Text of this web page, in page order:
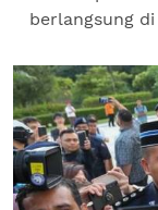
berlangsung
Al-Mustafa...